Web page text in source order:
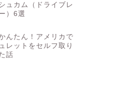
ュカム（ドライブレ
）6選
んたん！アメリカで
レットをセルフ取り
話